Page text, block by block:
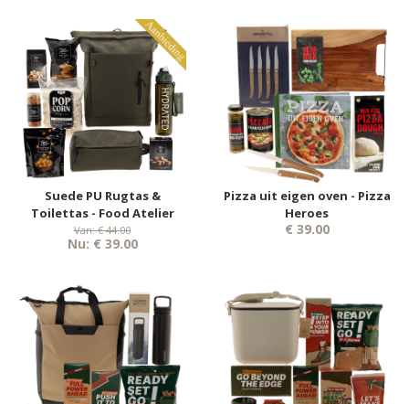
Suede PU Rugtas &
Toilettas - Food Atelier
Van: € 44.00
Nu: € 39.00
Pizza uit eigen oven - Pizza
Heroes
€ 39.00